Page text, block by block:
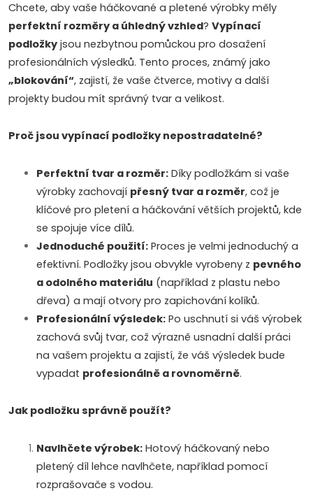
t
i
n
g
c
Chcete, aby vaše háčkované a pletené výrobky měly
perfektní rozměry a úhledný vzhled? Vypínací
podložky jsou nezbytnou pomůckou pro dosažení
profesionálních výsledků. Tento proces, známý jako
„blokování“, zajistí, že vaše čtverce, motivy a další
projekty budou mít správný tvar a velikost.
Proč jsou vypínací podložky nepostradatelné?
Perfektní tvar a rozměr: Díky podložkám si vaše
výrobky zachovají přesný tvar a rozměr, což je
klíčové pro pletení a háčkování větších projektů, kde
se spojuje více dílů.
Jednoduché použití: Proces je velmi jednoduchý a
efektivní. Podložky jsou obvykle vyrobeny z pevného
a odolného materiálu (například z plastu nebo
dřeva) a mají otvory pro zapichování kolíků.
Profesionální výsledek: Po uschnutí si váš výrobek
zachová svůj tvar, což výrazně usnadní další práci
na vašem projektu a zajistí, že váš výsledek bude
vypadat profesionálně a rovnoměrně.
Jak podložku správně použít?
Navlhčete výrobek: Hotový háčkovaný nebo
pletený díl lehce navlhčete, například pomocí
rozprašovače s vodou.